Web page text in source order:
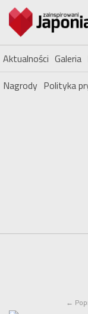
Aktualności Galeria
Nagrody Polityka
←